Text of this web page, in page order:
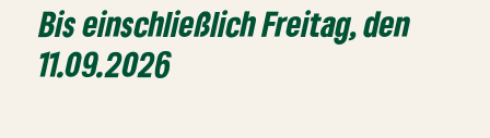
Bis einschließlich Freitag, den
11.09.2026